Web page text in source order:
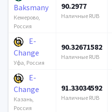
Baksmany
Кемерово,
Россия
90.2977
Наличные RUB
E-
Change
Уфа, Россия
90.32671582
Наличные RUB
E-
Change
Казань,
Россия
91.33034592
Наличные RUB